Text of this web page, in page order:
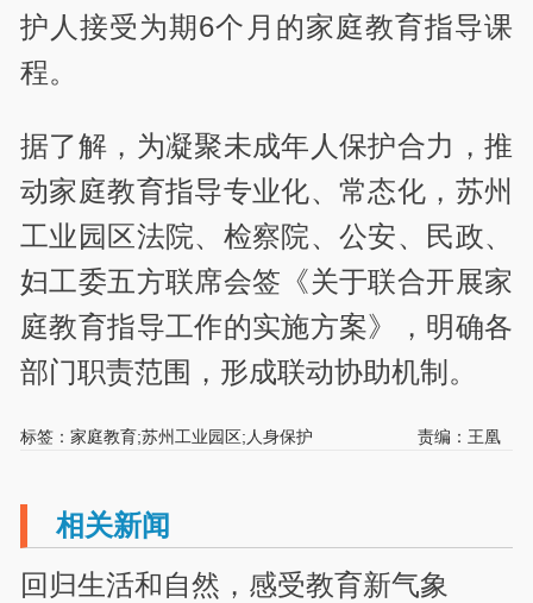
护人接受为期6个月的家庭教育指导课
程。
据了解，为凝聚未成年人保护合力，推
动家庭教育指导专业化、常态化，苏州
工业园区法院、检察院、公安、民政、
妇工委五方联席会签《关于联合开展家
庭教育指导工作的实施方案》，明确各
部门职责范围，形成联动协助机制。
标签：家庭教育;苏州工业园区;人身保护 责编：王凰
相关新闻
回归生活和自然，感受教育新气象